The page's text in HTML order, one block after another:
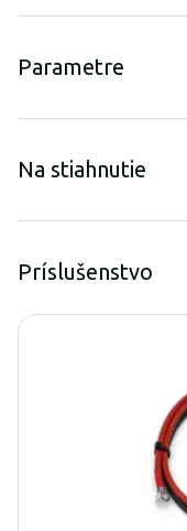
Parametre
Na stiahnutie
Príslušenstvo